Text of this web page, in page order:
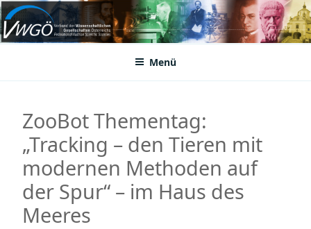
Zum
Inhalt
springenVWGÖ
Federation of Austrian Scientific Societies
Menü
ZooBot Thementag:
„Tracking – den Tieren mit
modernen Methoden auf
der Spur“ – im Haus des
Meeres